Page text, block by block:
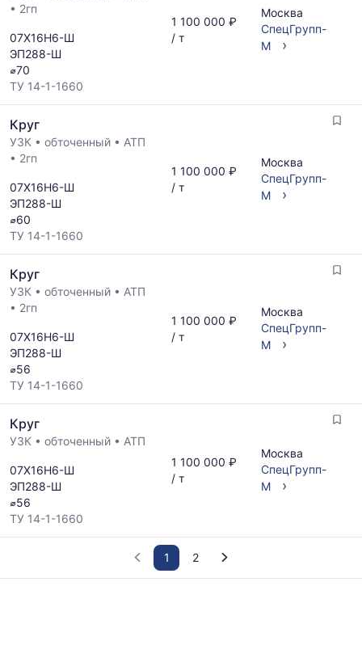
• 2гп
07Х16Н6-Ш
ЭП288-Ш
⌀70
ТУ 14-1-1660
1 100 000 ₽
/ т
Москва
СпецГрупп-
М
›
Круг
УЗК • обточенный • АТП
• 2гп
07Х16Н6-Ш
ЭП288-Ш
⌀60
ТУ 14-1-1660
1 100 000 ₽
/ т
Москва
СпецГрупп-
М
›
Круг
УЗК • обточенный • АТП
• 2гп
07Х16Н6-Ш
ЭП288-Ш
⌀56
ТУ 14-1-1660
1 100 000 ₽
/ т
Москва
СпецГрупп-
М
›
Круг
УЗК • обточенный • АТП
07Х16Н6-Ш
ЭП288-Ш
⌀56
ТУ 14-1-1660
1 100 000 ₽
/ т
Москва
СпецГрупп-
М
›
1 2